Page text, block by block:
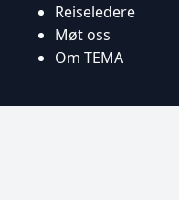
Reiseledere
Møt oss
Om TEMA